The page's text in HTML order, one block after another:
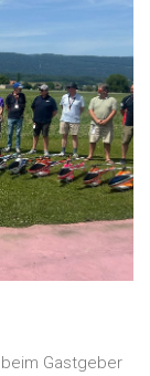
Gastgeber